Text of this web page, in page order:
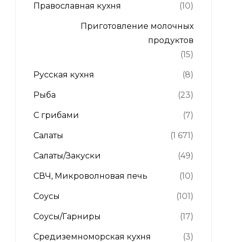
Православная кухня (10)
Приготовление молочных
продуктов
(15)
Русская кухня (8)
Рыба (23)
С грибами (7)
Салаты (1 671)
Салаты/Закуски (49)
СВЧ, Микроволновая печь (10)
Соусы (101)
Соусы/Гарниры (17)
Средиземноморская кухня (3)